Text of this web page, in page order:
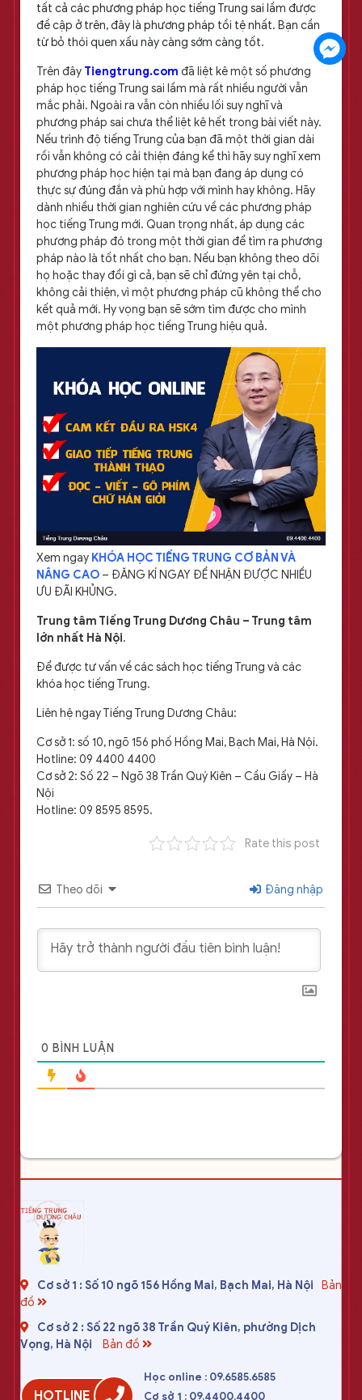
tất cả các phương pháp học tiếng Trung sai lầm được
đề cập ở trên, đây là phương pháp tồi tệ nhất. Bạn cần
từ bỏ thói quen xấu này càng sớm càng tốt.
Trên đây Tiengtrung.com đã liệt kê một số phương
pháp học tiếng Trung sai lầm mà rất nhiều người vẫn
mắc phải. Ngoài ra vẫn còn nhiều lối suy nghĩ và
phương pháp sai chưa thể liệt kê hết trong bài viết này.
Nếu trình độ tiếng Trung của bạn đã một thời gian dài
rồi vẫn không có cải thiện đáng kể thì hãy suy nghĩ xem
phương pháp học hiện tại mà bạn đang áp dụng có
thực sự đúng đắn và phù hợp với mình hay không. Hãy
dành nhiều thời gian nghiên cứu về các phương pháp
học tiếng Trung mới. Quan trọng nhất, áp dụng các
phương pháp đó trong một thời gian để tìm ra phương
pháp nào là tốt nhất cho bạn. Nếu bạn không theo dõi
họ hoặc thay đổi gì cả, bạn sẽ chỉ đứng yên tại chỗ,
không cải thiện, vì một phương pháp cũ không thể cho
kết quả mới. Hy vọng bạn sẽ sớm tìm được cho mình
một phương pháp học tiếng Trung hiệu quả.
Xem ngay KHÓA HỌC TIẾNG TRUNG CƠ BẢN VÀ
NÂNG CAO – ĐĂNG KÍ NGAY ĐỂ NHẬN ĐƯỢC NHIỀU
ƯU ĐÃI KHỦNG.
Trung tâm Tiếng Trung Dương Châu – Trung tâm
lớn nhất Hà Nội.
Để được tư vấn về các sách học tiếng Trung và các
khóa học tiếng Trung.
Liên hệ ngay Tiếng Trung Dương Châu:
Cơ sở 1: số 10, ngõ 156 phố Hồng Mai, Bạch Mai, Hà Nội.
Hotline: 09 4400 4400
Cơ sở 2: Số 22 – Ngõ 38 Trần Quý Kiên – Cầu Giấy – Hà
Nội
Hotline: 09 8595 8595.
Rate this post
Theo dõi Đăng nhập
0 BÌNH LUẬN
Cơ sở 1 : Số 10 ngõ 156 Hồng Mai, Bạch Mai, Hà Nội
Bản
đồ
Cơ sở 2 : Số 22 ngõ 38 Trần Quý Kiên, phường Dịch
Vọng, Hà Nội
Bản đồ
HOTLINE
Học online : 09.6585.6585
Cơ sở 1 : 09.4400.4400